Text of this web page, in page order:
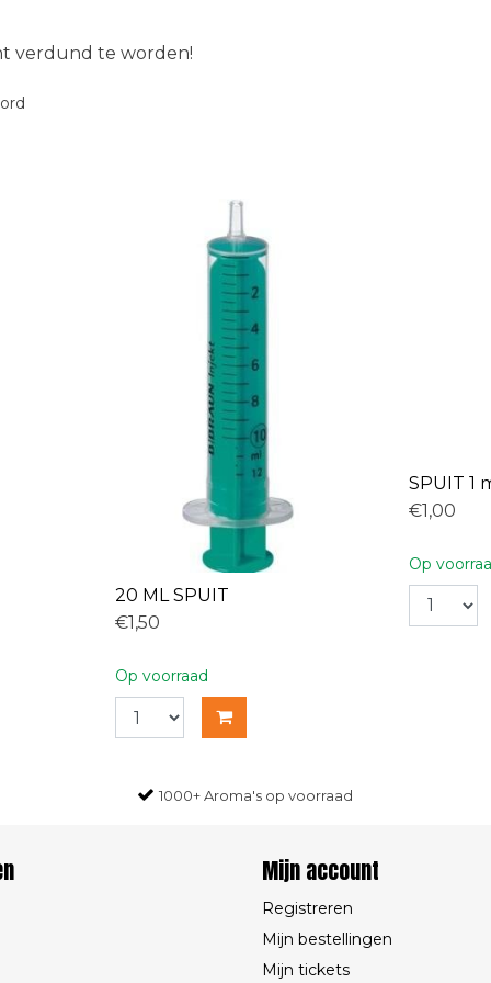
verdund te worden!
20 ML SPUIT
€1,50
Op voorraad
SPUIT 1
€1,00
Op
1000+ Aroma's op voorraad
Mijn account
Registreren
Mijn bestellingen
Mijn tickets